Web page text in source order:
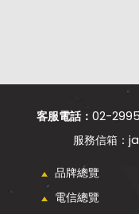
客服電話： 02-
品牌總覽
電信總覽